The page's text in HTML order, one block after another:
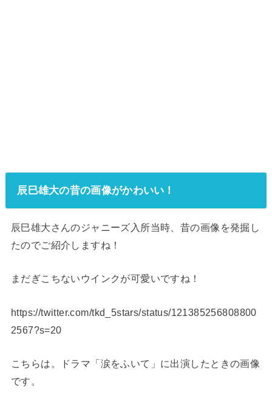
辰巳雄大の昔の画像がかわいい！
辰巳雄大さんのジャニーズ入所当時、昔の画像を発掘し
たのでご紹介しますね！
まだぎこちないウインクが可愛いですね！
https://twitter.com/tkd_5stars/status/121385256808800
2567?s=20
こちらは。ドラマ「涙をふいて」に出演したときの画像
です。